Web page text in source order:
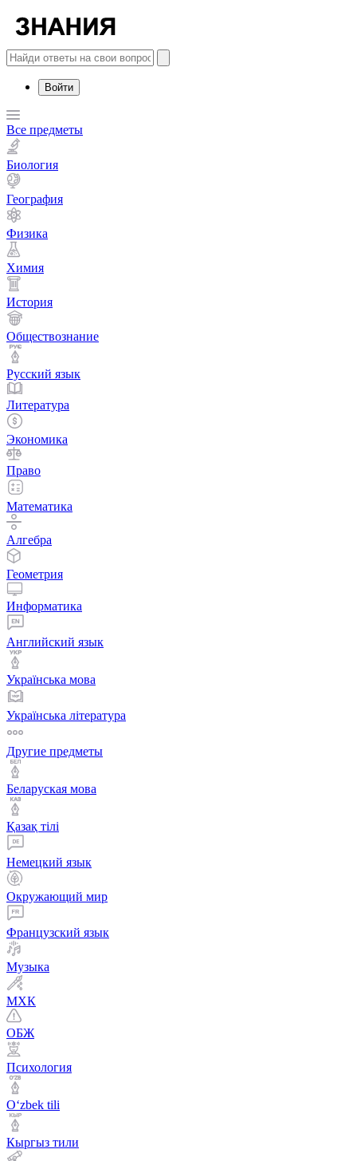
Войти
Все предметы
Биология
География
Физика
Химия
История
Обществознание
Русский язык
Литература
Экономика
Право
Математика
Алгебра
Геометрия
Информатика
Английский язык
Українська мова
Українська література
Другие предметы
Беларуская мова
Қазақ тiлi
Немецкий язык
Окружающий мир
Французский язык
Музыка
МХК
ОБЖ
Психология
Оʻzbek tili
Кыргыз тили